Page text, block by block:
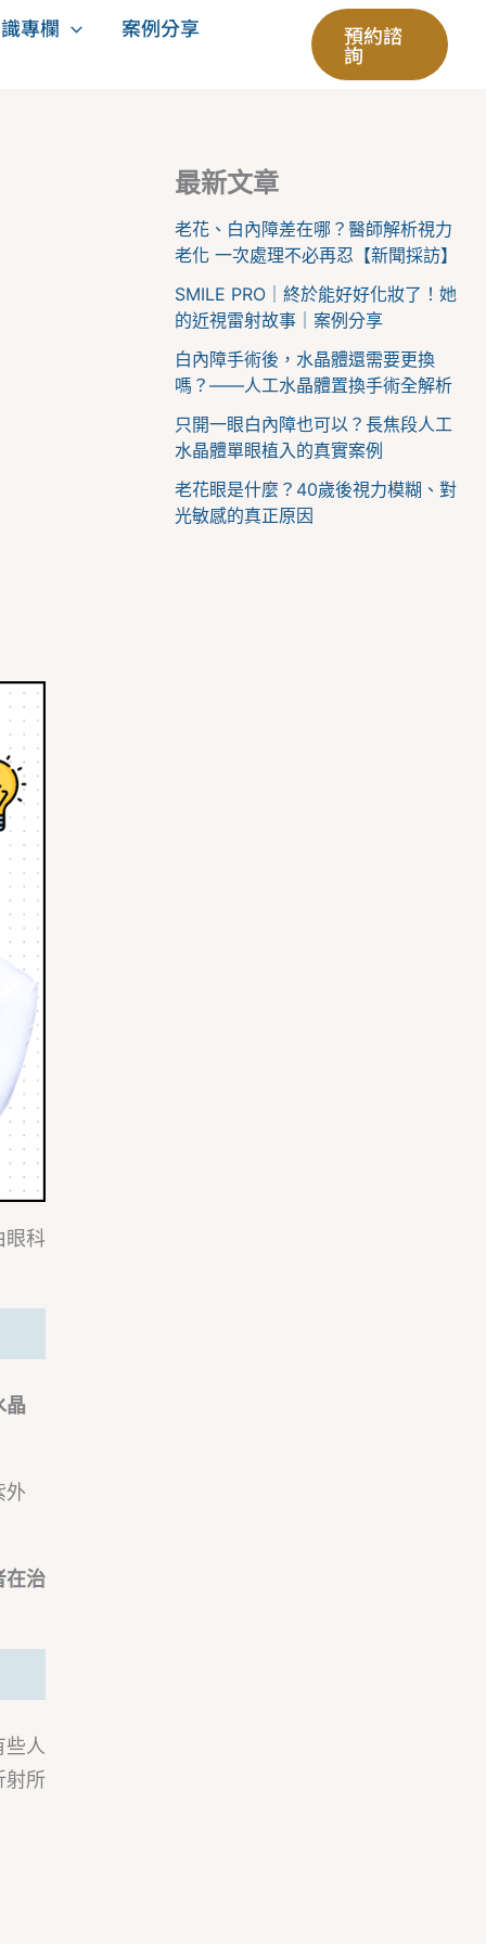
專欄
案例分享
預約諮
詢
眼科
晶
外
在治
些人
射所
最新文章
老花、白內障差在哪？醫師解析視力
老化 一次處理不必再忍【新聞採訪】
SMILE PRO｜終於能好好化妝了！她
的近視雷射故事｜案例分享
白內障手術後，水晶體還需要更換
嗎？——人工水晶體置換手術全解析
只開一眼白內障也可以？長焦段人工
水晶體單眼植入的真實案例
老花眼是什麼？40歲後視力模糊、對
光敏感的真正原因